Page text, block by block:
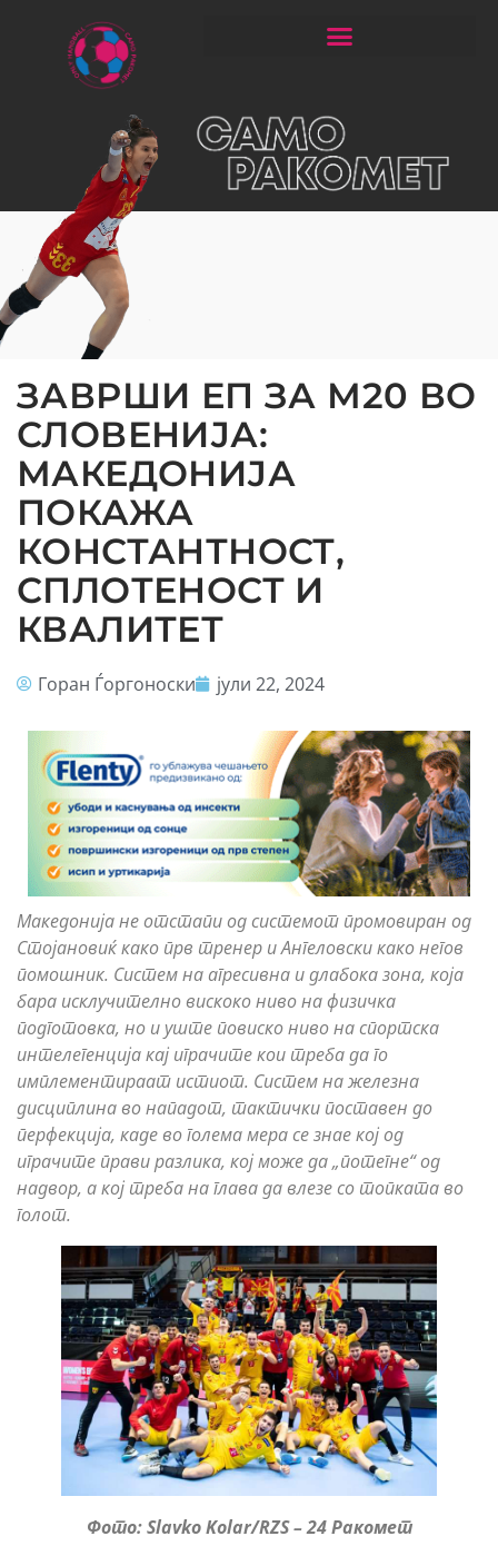
ЗАВРШИ ЕП ЗА М20 ВО
СЛОВЕНИЈА:
МАКЕДОНИЈА
ПОКАЖА
КОНСТАНТНОСТ,
СПЛОТЕНОСТ И
КВАЛИТЕТ
Горан Ѓоргоноски јули 22, 2024
Македонија не отстапи од системот промовиран од
Стојановиќ како прв тренер и Ангеловски како негов
помошник. Систем на агресивна и длабока зона, која
бара исклучително вискоко ниво на физичка
подготовка, но и уште повиско ниво на спортска
интелегенција кај играчите кои треба да го
имплементираат истиот. Систем на железна
дисциплина во нападот, тактички поставен до
перфекција, каде во голема мера се знае кој од
играчите прави разлика, кој може да „потегне“ од
надвор, а кој треба на глава да влезе со топката во
голот.
Фото: Slavko Kolar/RZS – 24 Ракомет